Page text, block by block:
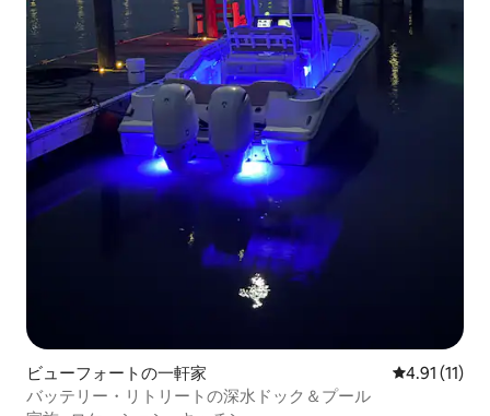
ビューフォートの一軒家 レビュー11
4.91 (11)
バッテリー・リトリートの深水ドック＆プール